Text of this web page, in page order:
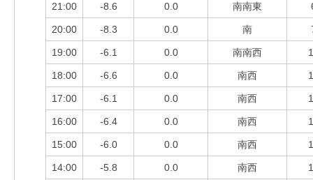
21:00 -8.6 0.0 南南東
20:00 -8.3 0.0 南
19:00 -6.1 0.0 南南西
18:00 -6.6 0.0 南西
17:00 -6.1 0.0 南西
16:00 -6.4 0.0 南西
15:00 -6.0 0.0 南西
14:00 -5.8 0.0 南西